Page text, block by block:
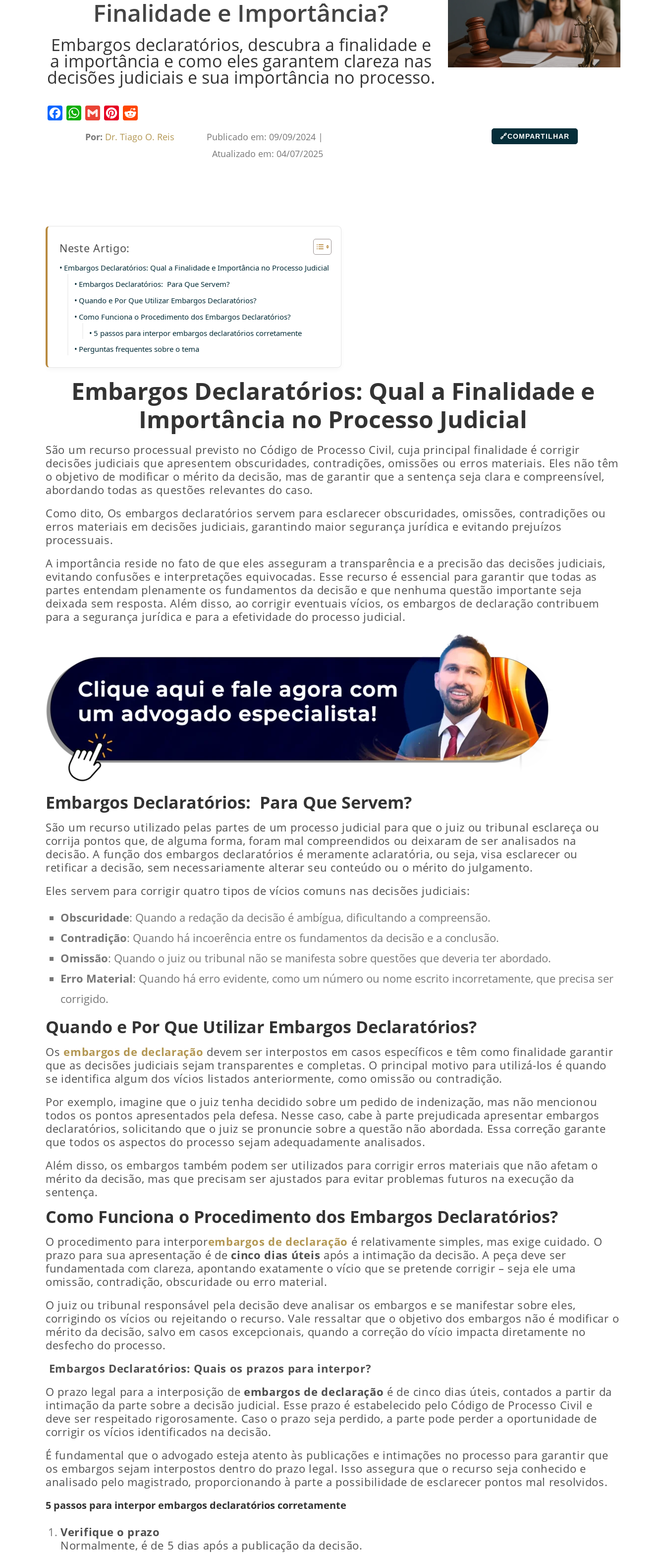
Finalidade e Importância?
Embargos declaratórios, descubra a finalidade e
a importância e como eles garantem clareza nas
decisões judiciais e sua importância no processo.
Por: Dr. Tiago O. Reis Publicado em: 09/09/2024 |
Atualizado em: 04/07/2025
🔗COMPARTILHAR
Neste Artigo:
Embargos Declaratórios: Qual a Finalidade e Importância no Processo Judicial
Embargos Declaratórios: Para Que Servem?
Quando e Por Que Utilizar Embargos Declaratórios?
Como Funciona o Procedimento dos Embargos Declaratórios?
5 passos para interpor embargos declaratórios corretamente
Perguntas frequentes sobre o tema
Embargos Declaratórios: Qual a Finalidade e
Importância no Processo Judicial
São um recurso processual previsto no Código de Processo Civil, cuja principal finalidade é corrigir
decisões judiciais que apresentem obscuridades, contradições, omissões ou erros materiais. Eles não têm
o objetivo de modificar o mérito da decisão, mas de garantir que a sentença seja clara e compreensível,
abordando todas as questões relevantes do caso.
Como dito, Os embargos declaratórios servem para esclarecer obscuridades, omissões, contradições ou
erros materiais em decisões judiciais, garantindo maior segurança jurídica e evitando prejuízos
processuais.
A importância reside no fato de que eles asseguram a transparência e a precisão das decisões judiciais,
evitando confusões e interpretações equivocadas. Esse recurso é essencial para garantir que todas as
partes entendam plenamente os fundamentos da decisão e que nenhuma questão importante seja
deixada sem resposta. Além disso, ao corrigir eventuais vícios, os embargos de declaração contribuem
para a segurança jurídica e para a efetividade do processo judicial.
Embargos Declaratórios: Para Que Servem?
São um recurso utilizado pelas partes de um processo judicial para que o juiz ou tribunal esclareça ou
corrija pontos que, de alguma forma, foram mal compreendidos ou deixaram de ser analisados na
decisão. A função dos embargos declaratórios é meramente aclaratória, ou seja, visa esclarecer ou
retificar a decisão, sem necessariamente alterar seu conteúdo ou o mérito do julgamento.
Eles servem para corrigir quatro tipos de vícios comuns nas decisões judiciais:
Obscuridade: Quando a redação da decisão é ambígua, dificultando a compreensão.
Contradição: Quando há incoerência entre os fundamentos da decisão e a conclusão.
Omissão: Quando o juiz ou tribunal não se manifesta sobre questões que deveria ter abordado.
Erro Material: Quando há erro evidente, como um número ou nome escrito incorretamente, que precisa ser
corrigido.
Quando e Por Que Utilizar Embargos Declaratórios?
Os embargos de declaração devem ser interpostos em casos específicos e têm como finalidade garantir
que as decisões judiciais sejam transparentes e completas. O principal motivo para utilizá-los é quando
se identifica algum dos vícios listados anteriormente, como omissão ou contradição.
Por exemplo, imagine que o juiz tenha decidido sobre um pedido de indenização, mas não mencionou
todos os pontos apresentados pela defesa. Nesse caso, cabe à parte prejudicada apresentar embargos
declaratórios, solicitando que o juiz se pronuncie sobre a questão não abordada. Essa correção garante
que todos os aspectos do processo sejam adequadamente analisados.
Além disso, os embargos também podem ser utilizados para corrigir erros materiais que não afetam o
mérito da decisão, mas que precisam ser ajustados para evitar problemas futuros na execução da
sentença.
Como Funciona o Procedimento dos Embargos Declaratórios?
O procedimento para interporembargos de declaração é relativamente simples, mas exige cuidado. O
prazo para sua apresentação é de cinco dias úteis após a intimação da decisão. A peça deve ser
fundamentada com clareza, apontando exatamente o vício que se pretende corrigir – seja ele uma
omissão, contradição, obscuridade ou erro material.
O juiz ou tribunal responsável pela decisão deve analisar os embargos e se manifestar sobre eles,
corrigindo os vícios ou rejeitando o recurso. Vale ressaltar que o objetivo dos embargos não é modificar o
mérito da decisão, salvo em casos excepcionais, quando a correção do vício impacta diretamente no
desfecho do processo.
Embargos Declaratórios: Quais os prazos para interpor?
O prazo legal para a interposição de embargos de declaração é de cinco dias úteis, contados a partir da
intimação da parte sobre a decisão judicial. Esse prazo é estabelecido pelo Código de Processo Civil e
deve ser respeitado rigorosamente. Caso o prazo seja perdido, a parte pode perder a oportunidade de
corrigir os vícios identificados na decisão.
É fundamental que o advogado esteja atento às publicações e intimações no processo para garantir que
os embargos sejam interpostos dentro do prazo legal. Isso assegura que o recurso seja conhecido e
analisado pelo magistrado, proporcionando à parte a possibilidade de esclarecer pontos mal resolvidos.
5 passos para interpor embargos declaratórios corretamente
Verifique o prazo
Normalmente, é de 5 dias após a publicação da decisão.